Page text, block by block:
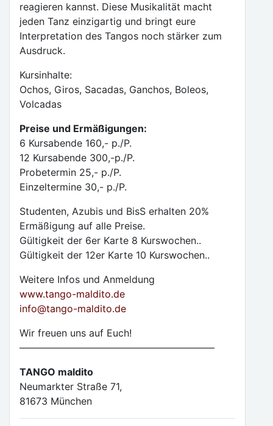
reagieren kannst. Diese Musikalität macht
jeden Tanz einzigartig und bringt eure
Interpretation des Tangos noch stärker zum
Ausdruck.
Kursinhalte:
Ochos, Giros, Sacadas, Ganchos, Boleos,
Volcadas
Preise und Ermäßigungen:
6 Kursabende 160,- p./P.
12 Kursabende 300,-p./P.
Probetermin 25,- p./P.
Einzeltermine 30,- p./P.
Studenten, Azubis und BisS erhalten 20%
Ermäßigung auf alle Preise.
Gültigkeit der 6er Karte 8 Kurswochen..
Gültigkeit der 12er Karte 10 Kurswochen..
Weitere Infos und Anmeldung
www.tango-maldito.de
info@tango-maldito.de
Wir freuen uns auf Euch!
————————————————————
TANGO maldito
Neumarkter Straße 71,
81673 München